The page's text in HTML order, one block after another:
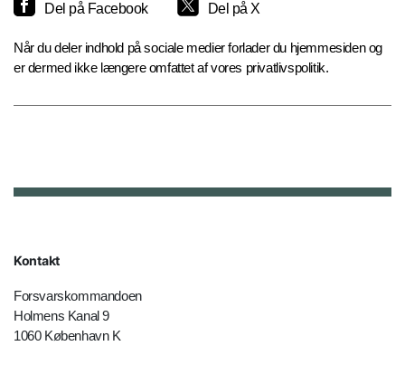
Del på Facebook Del på X
Når du deler indhold på sociale medier forlader du hjemmesiden og
er dermed ikke længere omfattet af vores privatlivspolitik.
Kontakt
Forsvarskommandoen
Holmens Kanal 9
1060 København K